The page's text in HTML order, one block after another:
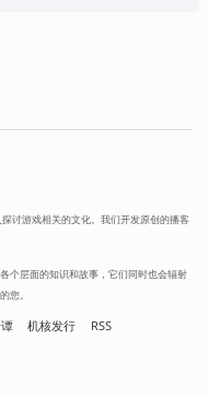
讨游戏相关的文化。我们开发原创的播客
个层面的知识和故事，它们同时也会辐射
您。
机核发行 RSS